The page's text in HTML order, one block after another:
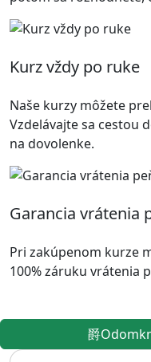
Kurz vždy po ruke
Naše kurzy môžete
Vzdelávajte sa cestou
na dovolenke.
Garancia vrátenia
Pri zakúpenom kurze
100% záruku vrátenia